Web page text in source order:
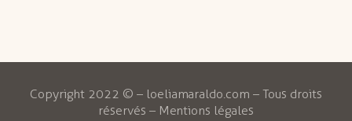
Copyright 2022 © – loeliamaraldo.com – Tous droits
réservés – Mentions légales